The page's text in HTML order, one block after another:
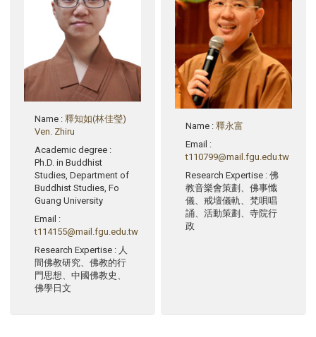
Name :釋知如(林佳瑩)
Ven. Zhiru
Academic degree :
Ph.D. in Buddhist
Studies, Department of
Buddhist Studies, Fo
Guang University
Email :
t114155@mail.fgu.edu.tw
Research Expertise : 人
間佛教研究、佛教的行
門思想、中國佛教史、
佛學日文
Name :釋永富
Email :
t110799@mail.fgu.edu.tw
Research Expertise : 佛
教音樂會策劃、佛事懺
儀、戒壇儀軌、梵唄唱
誦、活動策劃、寺院行
政